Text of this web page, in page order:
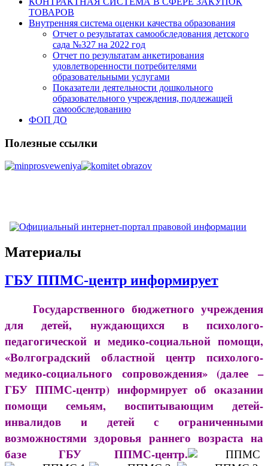
ТОВАРОВ
Внутренняя система оценки качества образования
Отчет о результатах самообследования детского
сада №327 на 2022 год
Отчет по результатам анкетирования
удовлетворенности потребителями
образовательными услугами
Показатели деятельности дошкольного
образовательного учреждения, подлежащей
самообследованию
ФОП ДО
Полезные ссылки
Материалы
ГБУ ППМС-центр информирует
Государственного бюджетного учреждения
для детей, нуждающихся в психолого-
педагогической и медико-социальной помощи,
«Волгоградский областной центр психолого-
медико-социального сопровождения» (далее –
ГБУ ППМС-центр) информирует об оказании
помощи семьям, воспитывающим детей-
инвалидов и детей с ограниченными
возможностями здоровья раннего возраста на
базе ГБУ ППМС-центр.